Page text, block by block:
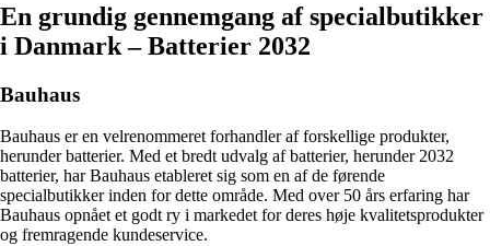
En grundig gennemgang af specialbutikker
i Danmark – Batterier 2032
Bauhaus
Bauhaus er en velrenommeret forhandler af forskellige produkter,
herunder batterier. Med et bredt udvalg af batterier, herunder 2032
batterier, har Bauhaus etableret sig som en af de førende
specialbutikker inden for dette område. Med over 50 års erfaring har
Bauhaus opnået et godt ry i markedet for deres høje kvalitetsprodukter
og fremragende kundeservice.